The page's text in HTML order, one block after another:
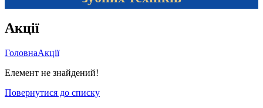
Акції
ГоловнаАкції
Елемент не знайдений!
Повернутися до списку